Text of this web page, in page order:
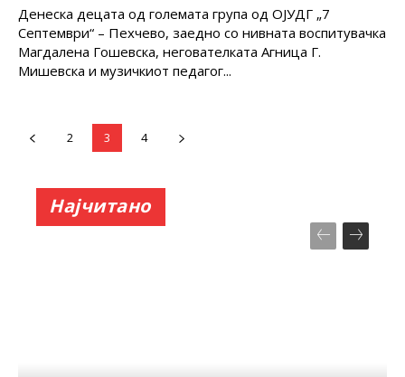
Денеска децата од големата група од ОЈУДГ „7
Септември“ – Пехчево, заедно со нивната воспитувачка
Магдалена Гошевска, негователката Агница Г.
Мишевска и музичкиот педагог...
2 3 4
Најчитано